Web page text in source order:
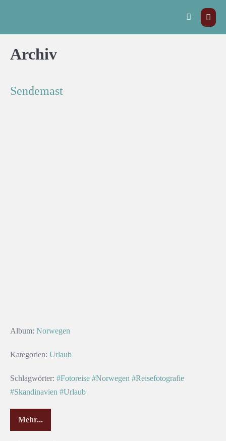
Archiv
Sendemast
Album: Norwegen
Kategorien: Urlaub
Schlagwörter: #Fotoreise #Norwegen #Reisefotografie
#Skandinavien #Urlaub
Mehr...